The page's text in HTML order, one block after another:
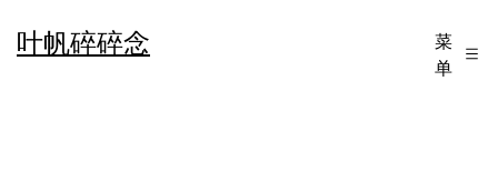
至叶帆碎碎念
菜
单